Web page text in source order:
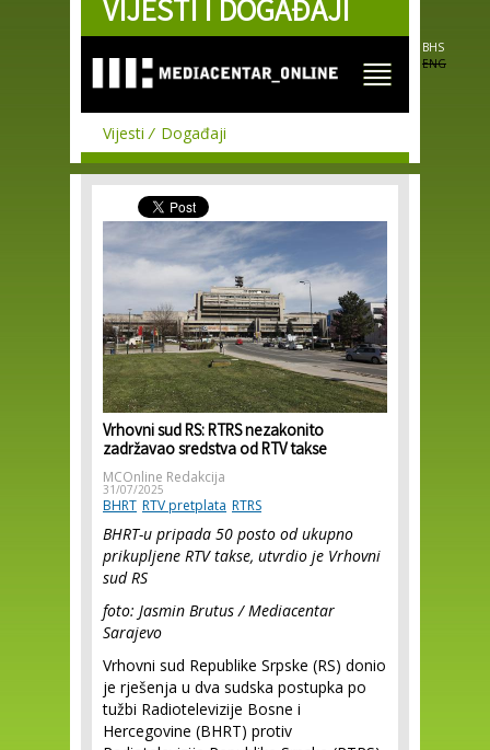
Skip to
main
VIJESTI I DOGAĐAJI
BHS
ENG
Vijesti Događaji
Vrhovni sud RS: RTRS nezakonito
zadržavao sredstva od RTV takse
MCOnline Redakcija
31/07/2025
BHRT RTV pretplata RTRS
BHRT-u pripada 50 posto od ukupno
prikupljene RTV takse, utvrdio je Vrhovni
sud RS
foto: Jasmin Brutus / Mediacentar
Sarajevo
Vrhovni sud Republike Srpske (RS) donio
je rješenja u dva sudska postupka po
tužbi Radiotelevizije Bosne i
Hercegovine (BHRT) protiv